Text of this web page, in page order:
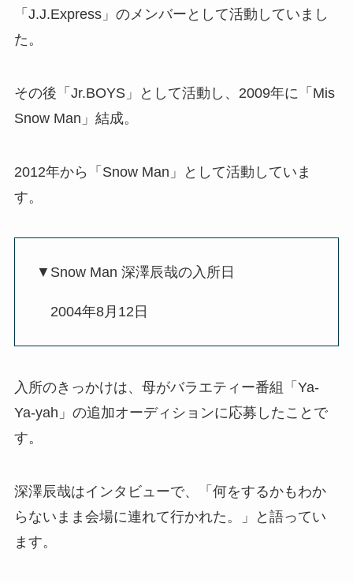
「J.J.Express」のメンバーとして活動していまし
た。
その後「Jr.BOYS」として活動し、2009年に「Mis
Snow Man」結成。
2012年から「Snow Man」として活動していま
す。
▼Snow Man 深澤辰哉の入所日
2004年8月12日
入所のきっかけは、母がバラエティー番組「Ya-
Ya-yah」の追加オーディションに応募したことで
す。
深澤辰哉はインタビューで、「何をするかもわか
らないまま会場に連れて行かれた。」と語ってい
ます。